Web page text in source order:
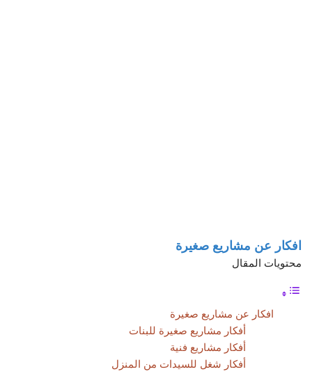
افكار عن مشاريع صغيرة
محتويات المقال
افكار عن مشاريع صغيرة
أفكار مشاريع صغيرة للبنات
أفكار مشاريع فنية
أفكار شغل للسيدات من المنزل